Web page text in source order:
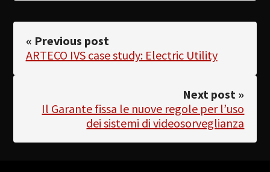
« Previous post
ARTECO IVS case study: Electric Utility
Next post »
Il Garante fissa le nuove regole per l’uso
dei sistemi di videosorveglianza